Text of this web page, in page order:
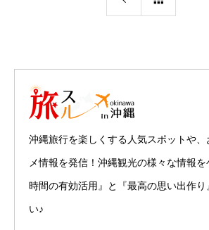
沖縄旅行を楽しくする人気スポットや
メ情報を発信！沖縄観光の様々な情報
時間の有効活用』と『最高の思い出作り
い♪